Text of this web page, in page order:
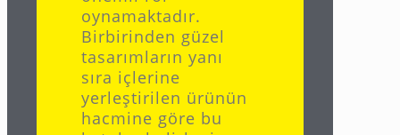
oynamaktadır.
Birbirinden güzel
tasarımların yanı
sıra içlerine
yerleştirilen ürünün
hacmine göre bu